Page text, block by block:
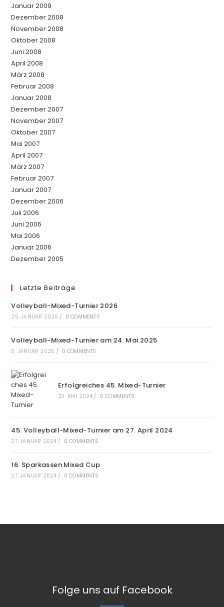
Januar 2009
Dezember 2008
November 2008
Oktober 2008
Juni 2008
April 2008
März 2008
Februar 2008
Januar 2008
Dezember 2007
November 2007
Oktober 2007
Mai 2007
April 2007
März 2007
Februar 2007
Januar 2007
Dezember 2006
Juli 2006
Juni 2006
Mai 2006
Januar 2006
Dezember 2005
Letzte Beiträge
Volleyball-Mixed-Turnier 2026
25. JANUAR 2026 / 0 COMMENTS
Volleyball-Mixed-Turnier am 24. Mai 2025
5. JANUAR 2025 / 0 COMMENTS
Erfolgreiches 45. Mixed-Turnier
23. MAI 2024 / 0 COMMENTS
45. Volleyball-Mixed-Turnier am 27. April 2024
27. JANUAR 2024 / 0 COMMENTS
16. Sparkassen Mixed Cup
27. JANUAR 2024 / 0 COMMENTS
Folge uns auf Facebook